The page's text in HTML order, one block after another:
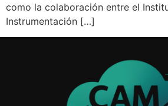
como la colaboración entre el
Instrumentación […]